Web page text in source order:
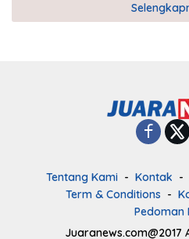
Tentang Kami Kontak
Term & Conditions
Pedoman
Juaranews.com@2017